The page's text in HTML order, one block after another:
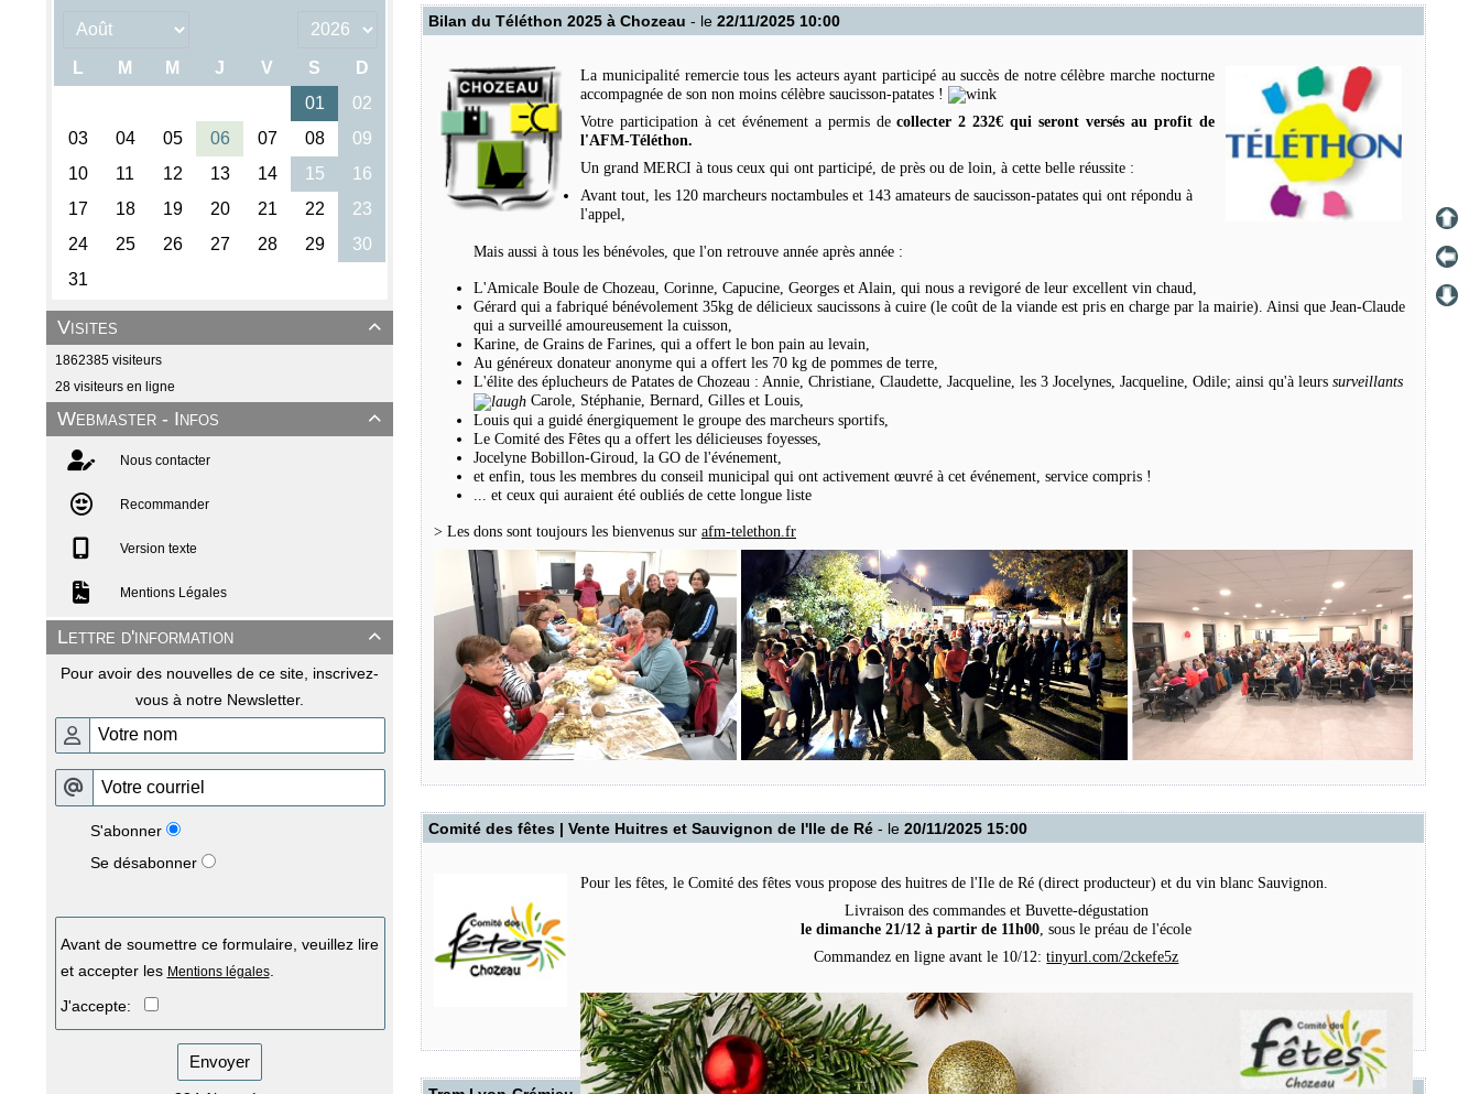

Visites
1862385 visiteurs
28 visiteurs en ligne

Webmaster - Infos
Nous contacter
Recommander
Version texte
Mentions Légales

Lettre d'information
Pour avoir des nouvelles de ce site, inscrivez-
vous à notre Newsletter.
S'abonner
Se désabonner
Avant de soumettre ce formulaire, veuillez lire
et accepter les Mentions légales.
J'accepte:
Envoyer
Bilan du Téléthon 2025 à Chozeau - le 22/11/2025 10:00
La municipalité remercie tous les acteurs ayant participé au succès de notre célèbre marche nocturne
accompagnée de son non moins célèbre saucisson-patates !
Votre participation à cet événement a permis decollecter 2 232€ qui seront versés au profit de
l'AFM-Téléthon.
Un grand MERCI à tous ceux qui ont participé, de près ou de loin, à cette belle réussite :
Avant tout, les 120 marcheurs noctambules et 143 amateurs de saucisson-patates qui ont répondu à
l'appel,
Mais aussi à tous les bénévoles, que l'on retrouve année après année :
L'Amicale Boule de Chozeau, Corinne, Capucine, Georges et Alain, qui nous a revigoré de leur excellent vin chaud,
Gérard qui a fabriqué bénévolement 35kg de délicieux saucissons à cuire (le coût de la viande est pris en charge par la mairie). Ainsi que Jean-Claude
qui a surveillé amoureusement la cuisson,
Karine, de Grains de Farines, qui a offert le bon pain au levain,
Au généreux donateur anonyme qui a offert les 70 kg de pommes de terre,
L'élite des éplucheurs de Patates de Chozeau : Annie, Christiane, Claudette, Jacqueline, les 3 Jocelynes, Jacqueline, Odile; ainsi qu'à leurs surveillants
Carole, Stéphanie, Bernard, Gilles et Louis,
Louis qui a guidé énergiquement le groupe des marcheurs sportifs,
Le Comité des Fêtes qu a offert les délicieuses foyesses,
Jocelyne Bobillon-Giroud, la GO de l'événement,
et enfin, tous les membres du conseil municipal qui ont activement œuvré à cet événement, service compris !
... et ceux qui auraient été oubliés de cette longue liste
> Les dons sont toujours les bienvenus sur afm-telethon.fr
Comité des fêtes | Vente Huitres et Sauvignon de l'Ile de Ré - le 20/11/2025 15:00
Pour les fêtes, le Comité des fêtes vous propose des huitres de l'Ile de Ré (direct producteur) et du vin blanc Sauvignon.
Livraison des commandes et Buvette-dégustation
le dimanche 21/12 à partir de 11h00 , sous le préau de l'école
Commandez en ligne avant le 10/12:tinyurl.com/2ckefe5z